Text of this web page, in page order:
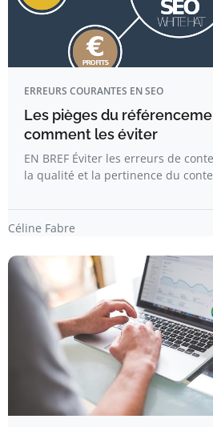
ERREURS COURANTES EN SEO
Les pièges du
comment les éviter
EN BREF Éviter les erreurs de
la qualité et la pertinence du
Céline Fabre